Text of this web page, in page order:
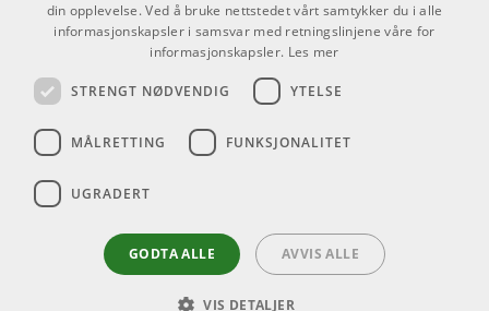
GDPR & Cookies
din opplevelse. Ved å bruke nettstedet vårt samtykker du i alle
informasjonskapsler i samsvar med retningslinjene våre for
informasjonskapsler. Les mer
STRENGT NØDVENDIG YTELSE
MÅLRETTING FUNKSJONALITET
UGRADERT
GODTA ALLE AVVIS ALLE
VIS DETALJER